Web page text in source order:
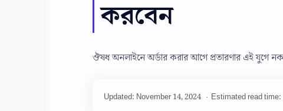
করবেন
ঔষধ অনলাইনে অর্ডার করার আগে প্রতারণার এই যুগে
Estimated read time: